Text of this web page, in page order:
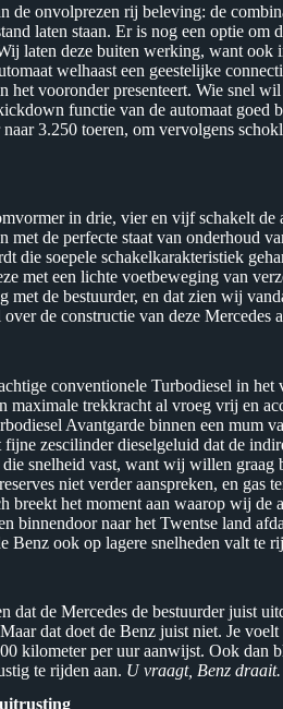
de onvolprezen rij beleving: de
laten staan. Er is nog een optie om
laten deze buiten werking, want ook
welhaast een geestelijke
het vooronder presenteert. Wie snel
functie van de automaat goed
3.250 toeren, om vervolgens
in drie, vier en vijf schakelt de
met de perfecte staat van onderhoud
die soepele schakelkarakteristiek
met een lichte voetbeweging van
met de bestuurder, en dat zien wij
de constructie van deze Mercedes
conventionele Turbodiesel in
maximale trekkracht al vroeg vrij en
Avantgarde binnen een mum
zescilinder dieselgeluid dat de
snelheid vast, want wij willen graag
niet verder aanspreken, en gas
breekt het moment aan waarop wij
binnendoor naar het Twentse land
Benz ook op lagere snelheden valt te
dat de Mercedes de bestuurder juist
dat doet de Benz juist niet. Je
kilometer per uur aanwijst. Ook dan
te rijden aan. U vraagt, Benz